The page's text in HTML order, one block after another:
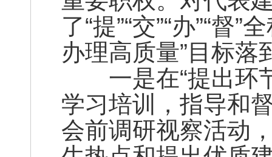
了“提”“交”“办”“督
办理高质量”目标落
一是在“提出环节
学习培训，指导和
会前调研视察活动